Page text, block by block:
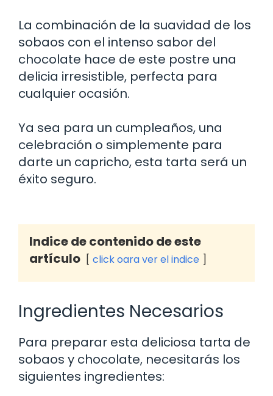
La combinación de la suavidad de los
sobaos con el intenso sabor del
chocolate hace de este postre una
delicia irresistible, perfecta para
cualquier ocasión.
Ya sea para un cumpleaños, una
celebración o simplemente para
darte un capricho, esta tarta será un
éxito seguro.
Indice de contenido de este
artículo
click oara ver el indice
Ingredientes Necesarios
Para preparar esta deliciosa tarta de
sobaos y chocolate, necesitarás los
siguientes ingredientes: